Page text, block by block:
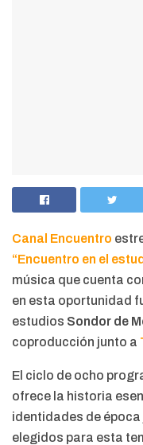
Canal Encuentro
“Encuentro en el
música que cuenta
en esta oportunidad
estudios Sondor de
coproducción junto a
El ciclo de ocho
ofrece la historia
identidades de
elegidos para esta